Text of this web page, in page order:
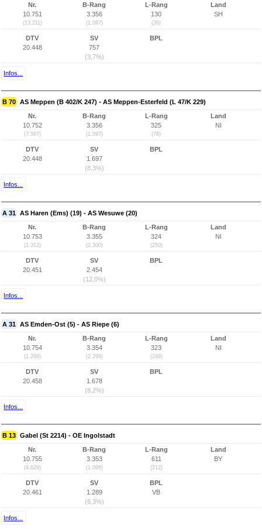
Nr.
10.751
(13.211)
B-Rang
3.356
(1.097)
L-Rang
130
(36)
Land
SH
DTV
20.448
SV
757
(3,7%)
BPL
Infos...
B 70 AS Meppen (B 402/K 247) - AS Meppen-Esterfeld (L 47/K 229)
Nr.
10.752
(7.567)
B-Rang
3.356
(1.097)
L-Rang
325
(78)
Land
NI
DTV
20.448
SV
1.697
(8,3%)
BPL
Infos...
A 31 AS Haren (Ems) (19) - AS Wesuwe (20)
Nr.
10.753
(1.312)
B-Rang
3.355
(2.300)
L-Rang
324
(250)
Land
NI
DTV
20.451
SV
2.454
(12,0%)
BPL
Infos...
A 31 AS Emden-Ost (5) - AS Riepe (6)
Nr.
10.754
(1.298)
B-Rang
3.354
(2.299)
L-Rang
323
(249)
Land
NI
DTV
20.458
SV
1.678
(8,2%)
BPL
Infos...
B 13 Gabel (St 2214) - OE Ingolstadt
Nr.
10.755
(4.629)
B-Rang
3.353
(1.096)
L-Rang
611
(212)
Land
BY
DTV
20.461
SV
1.289
(6,3%)
BPL
VB
Infos...